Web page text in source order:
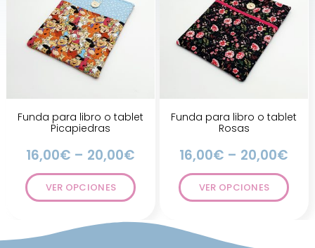
Funda para libro o tablet
Picapiedras
16,00€ – 20,00€
VER OPCIONES
Funda para libro o tablet
Rosas
16,00€ – 20,00€
VER OPCIONES